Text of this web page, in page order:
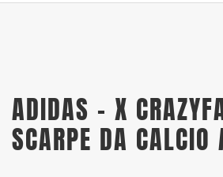
ADIDAS – X
SCARPE DA CALCIO